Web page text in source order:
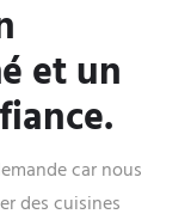
et un
car nous
des cuisines